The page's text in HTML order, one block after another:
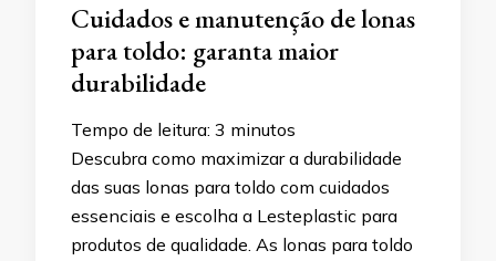
Cuidados e manutenção de lonas
para toldo: garanta maior
durabilidade
Tempo de leitura: 3 minutos
Descubra como maximizar a durabilidade
das suas lonas para toldo com cuidados
essenciais e escolha a Lesteplastic para
produtos de qualidade. As lonas para toldo